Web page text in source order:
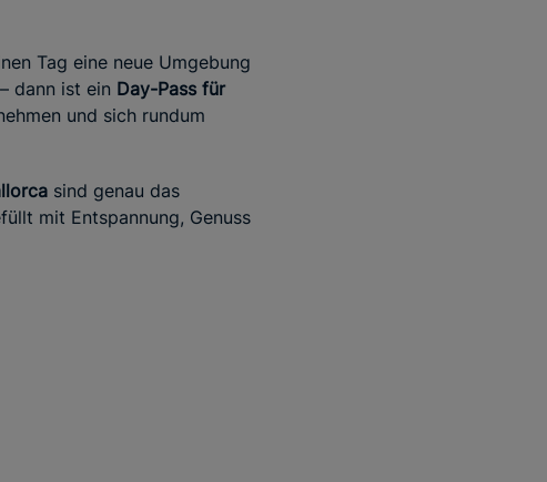
Tag eine neue Umgebung
dann ist ein Day-Pass für
und sich rundum
sind genau das
mit Entspannung, Genuss